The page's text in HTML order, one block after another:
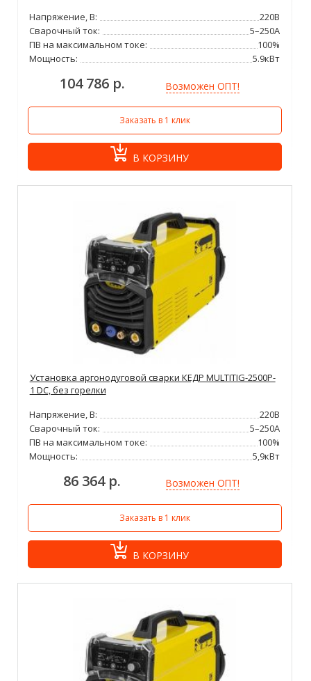
Напряжение, В:
220В
Сварочный ток:
5–250А
ПВ на максимальном токе:
100%
Мощность:
5.9кВт
104 786 р. Возможен ОПТ!
Заказать в 1 клик
В КОРЗИНУ
Установка аргонодуговой сварки КЕДР MULTITIG-2500P-
1 DC, без горелки
Напряжение, В:
220В
Сварочный ток:
5–250А
ПВ на максимальном токе:
100%
Мощность:
5,9кВт
86 364 р. Возможен ОПТ!
Заказать в 1 клик
В КОРЗИНУ